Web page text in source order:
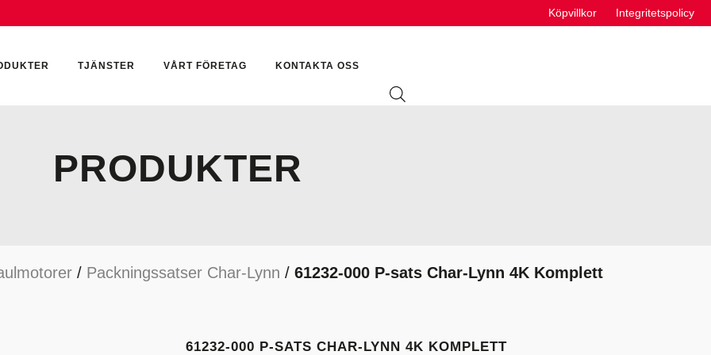
Köpvillkor Integritetspolicy
HYDRAULMOTORER VÄTSKOR
TJÄNSTER VÅRT FÖRETAG KONTAKTA OSS
PRODUKTER
/ Packningssatser Char-Lynn / 61232-000 P-sats Char-Lynn 4K Komplett
61232-000 P-SATS CHAR-LYNN 4K KOMPLETT